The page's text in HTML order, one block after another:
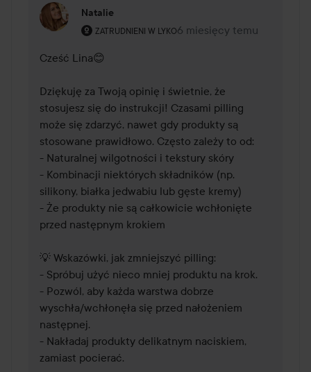
Natalie
ZATRUDNIENI W LYKO
Rola użytkownika: Zatrudnieni w Lyko.
6 miesięcy temu
Komentarz został dodany
Cześć Lina😊
Dziękuję za Twoją opinię i świetnie, że
stosujesz się do instrukcji! Czasami pilling
może się zdarzyć, nawet gdy produkty są
stosowane prawidłowo. Często zależy to od:
- Naturalnej wilgotności i tekstury skóry
- Kombinacji niektórych składników (np.
silikony, białka jedwabiu lub gęste kremy)
- Że produkty nie są całkowicie wchłonięte
przed następnym krokiem
💡 Wskazówki, jak zmniejszyć pilling:
- Spróbuj użyć nieco mniej produktu na krok.
- Pozwól, aby każda warstwa dobrze
wyschła/wchłonęła się przed nałożeniem
następnej.
- Nakładaj produkty delikatnym naciskiem,
zamiast pocierać.